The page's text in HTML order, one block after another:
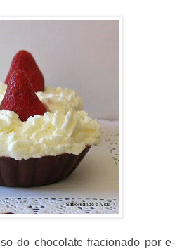
do chocolate fracionado por e-